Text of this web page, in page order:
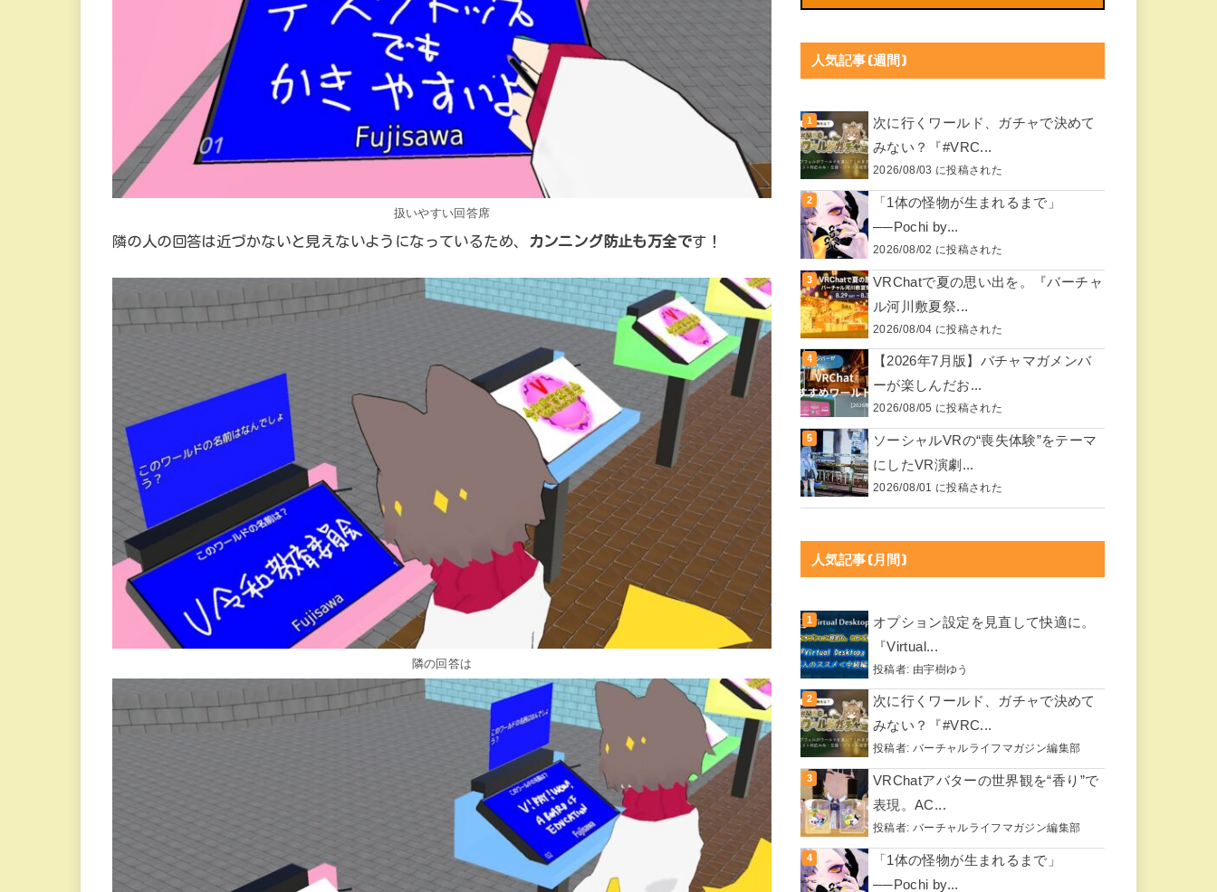
扱いやすい回答席
隣の人の回答は近づかないと見えないようになっているため、 カンニング防止も万全です！
隣の回答は
人気記事(週間)
次に行くワールド、ガチャで決めて
みない？『#VRC...
2026/08/03 に投稿された
「1体の怪物が生まれるまで」
──Pochi by...
2026/08/02 に投稿された
VRChatで夏の思い出を。『バーチャ
ル河川敷夏祭...
2026/08/04 に投稿された
【2026年7月版】バチャマガメンバ
ーが楽しんだお...
2026/08/05 に投稿された
ソーシャルVRの“喪失体験”をテーマ
にしたVR演劇...
2026/08/01 に投稿された
人気記事(月間)
オプション設定を見直して快適に。
『Virtual...
投稿者: 由宇樹ゆう
次に行くワールド、ガチャで決めて
みない？『#VRC...
投稿者: バーチャルライフマガジン編集部
VRChatアバターの世界観を“香り”で
表現。AC...
投稿者: バーチャルライフマガジン編集部
「1体の怪物が生まれるまで」
──Pochi by...